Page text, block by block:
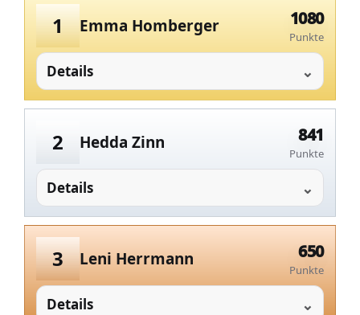
1 Emma Homberger 1080
Punkte
Details
2 Hedda Zinn 841
Punkte
Details
3 Leni Herrmann 650
Punkte
Details